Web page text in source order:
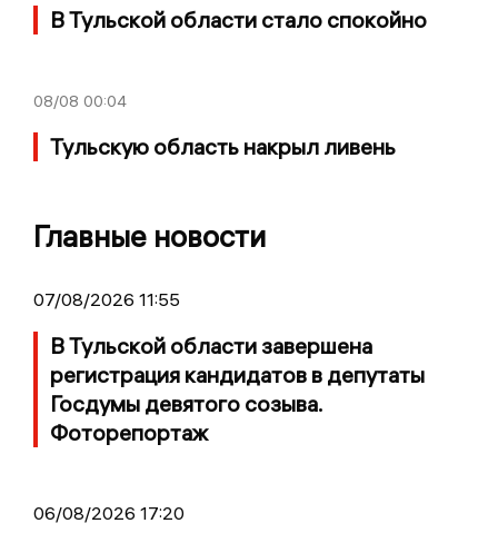
В Тульской области стало спокойно
08/08 00:04
Тульскую область накрыл ливень
Главные новости
07/08/2026 11:55
В Тульской области завершена
регистрация кандидатов в депутаты
Госдумы девятого созыва.
Фоторепортаж
06/08/2026 17:20